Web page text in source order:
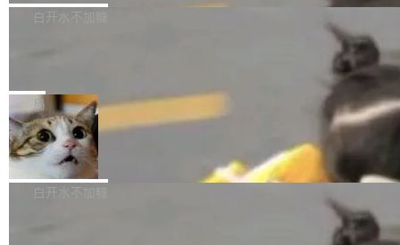
正，才能成为机器能理解的高质量数据。医学影
张CT影像上完成像素级精细分割，让系统"...
理工具。它可以查看，转换，编辑和分类所有主
新功能 macOS：在 Connect/Share 按钮中添加
通过 AirDop 共享书籍的功能 Content server：
支持可向服务器后端添加新端点的插件 Edit boo
k：Compress images：添加将 GIF 图像转换为
JPEG/WebP 的选项 ToC Editor：添加一个按
白开水不加糖
ube 视频，标题是"SwiftUI 七年后：一个平庸的
故事"。视频核心观点很简单：SwiftUI 发布七年
了，仍然像一个永久公测版。 Manshin 从数据
流、布局系统、API 稳定性、性能、跨平台五个
维度逐一批判了 SwiftUI。最让人印象深刻的一
局
DBeaver 26.1.4 发布
DBeaver 是一个免费开源的通用数据库工具，适
用于开发人员和数据库管理员。DBeaver 26.1.4
白开水不加糖